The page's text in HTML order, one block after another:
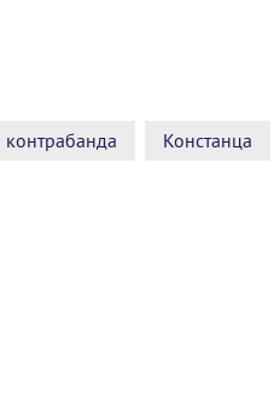
контрабанда Констанца